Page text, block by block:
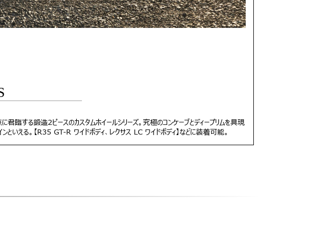
する鍛造2ピースのカスタムホイールシリーズ。究極のコンケーブとディープリムを具現
いえる。【R35 GT-R ワイドボディ、レクサス LC ワイドボディ】などに装着可能。